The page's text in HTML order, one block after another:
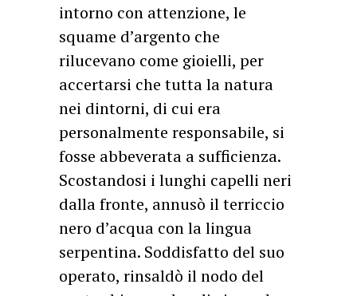
intorno con attenzione, le
squame d’argento che
rilucevano come gioielli, per
accertarsi che tutta la natura
nei dintorni, di cui era
personalmente responsabile, si
fosse abbeverata a sufficienza.
Scostandosi i lunghi capelli neri
dalla fronte, annusò il terriccio
nero d’acqua con la lingua
serpentina. Soddisfatto del suo
operato, rinsaldò il nodo del